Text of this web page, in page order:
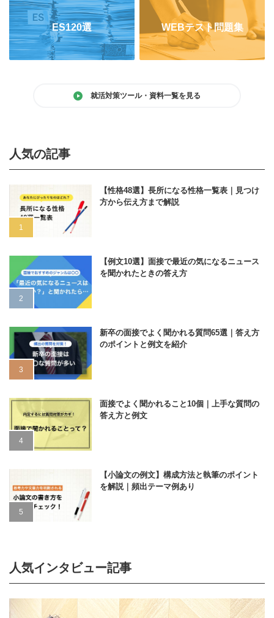
ES120選 WEBテスト問題集
就活対策ツール・資料一覧を見る
人気の記事
【性格48選】長所になる性格一覧表｜見つけ
方から伝え方まで解説
【例文10選】面接で最近の気になるニュース
を聞かれたときの答え方
新卒の面接でよく聞かれる質問65選｜答え方
のポイントと例文を紹介
面接でよく聞かれること10個｜上手な質問の
答え方と例文
【小論文の例文】構成方法と執筆のポイント
を解説｜頻出テーマ例あり
人気インタビュー記事